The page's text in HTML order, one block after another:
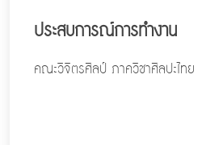
ประสบการณ์การทำงาน
คณะวิจิตรศิลป์ ภาควิชาศิลปะไทย